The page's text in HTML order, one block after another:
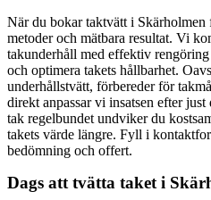
När du bokar taktvätt i
metoder och mätbara resultat. Vi
takunderhåll med effektiv
och optimera takets hållbarhet.
underhållstvätt, förbereder för
direkt anpassar vi insatsen efter
tak regelbundet undviker du
takets värde längre. Fyll i
bedömning och offert.
Dags att tvätta taket i